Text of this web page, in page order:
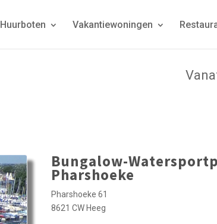
Huurboten Vakantiewoningen
Bungalow-
Pharshoeke
Pharshoeke 61
8621 CW Heeg